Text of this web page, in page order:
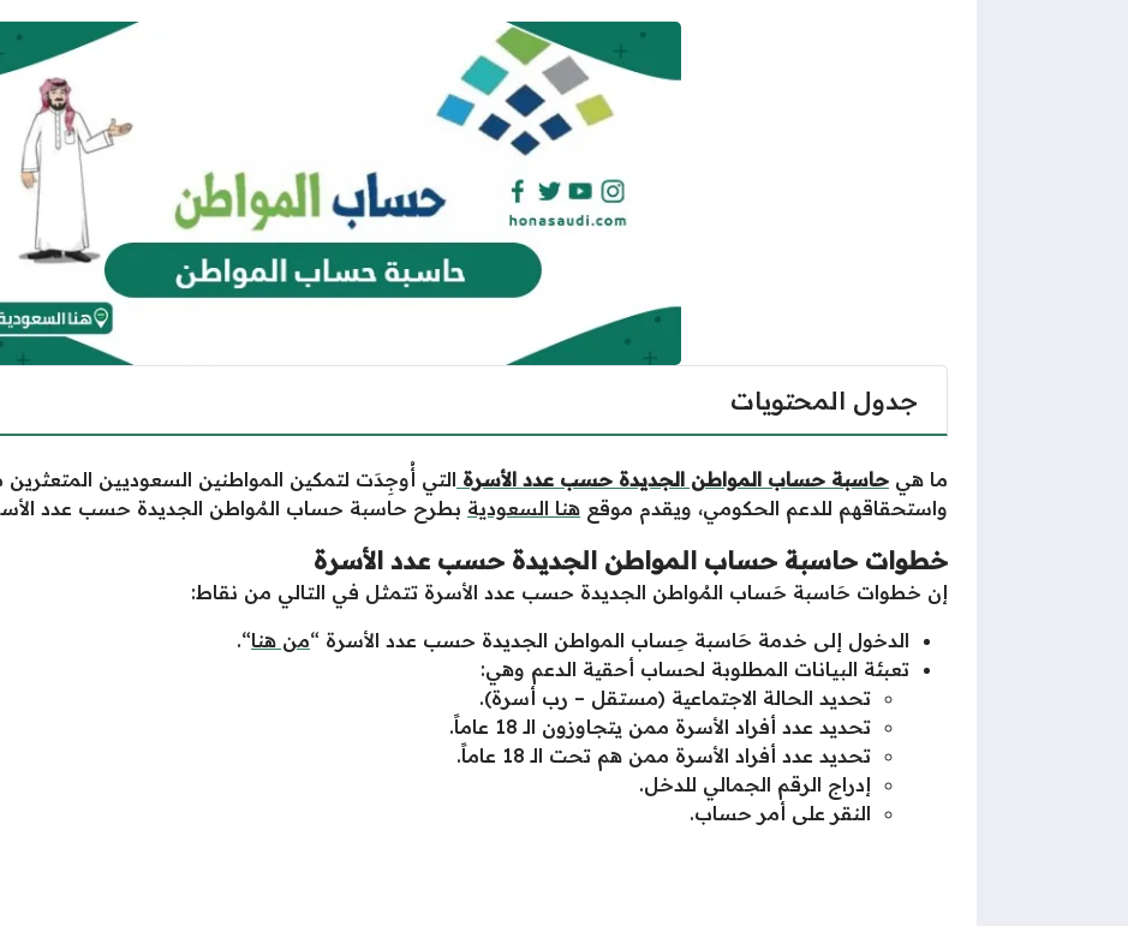
جدول المحتويات
ما هي حاسبة حساب المواطن الجديدة حسب عدد الأسرة التي أُوجِدَت لتمكين المواطنين السعوديين
واستحقاقهم للدعم الحكومي، ويقدم موقع هنا السعودية بطرح حاسبة حساب المُواطن الجديدة حسب عدد
خطوات حاسبة حساب المواطن الجديدة حسب عدد الأسرة
إن خطوات حَاسبة حَساب المُواطن الجديدة حسب عدد الأسرة تتمثل في التالي من نقاط:
الدخول إلى خدمة حَاسبة حِساب المواطن الجديدة حسب عدد الأسرة “من هنا“.
تعبئة البيانات المطلوبة لحساب أحقية الدعم وهي:
تحديد الحالة الاجتماعية (مستقل – رب أسرة).
تحديد عدد أفراد الأسرة ممن يتجاوزون الـ 18 عاماً.
تحديد عدد أفراد الأسرة ممن هم تحت الـ 18 عاماً.
إدراج الرقم الجمالي للدخل.
النقر على أمر حساب.